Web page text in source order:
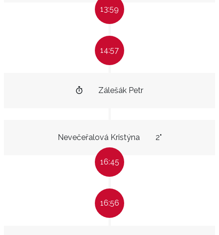
13:59
14:57
Zálešák Petr
Nevečeřalová Kristýna 2"
16:45
16:56